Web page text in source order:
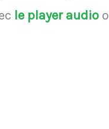
le player audio